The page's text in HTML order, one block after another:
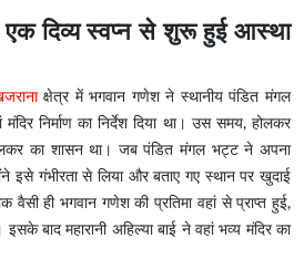
एक दिव्य स्वप्न से शुरू हुई आस्था
क्षेत्र में भगवान गणेश ने स्थानीय पंडित मंगल
निर्माण का निर्देश दिया था। उस समय, होलकर
का शासन था। जब पंडित मंगल भट्ट ने अपना
इसे गंभीरता से लिया और बताए गए स्थान पर खुदाई
ही भगवान गणेश की प्रतिमा वहां से प्राप्त हुई,
बाद महारानी अहिल्या बाई ने वहां भव्य मंदिर का